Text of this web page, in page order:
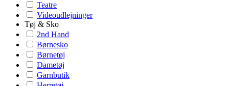
Teatre
Videoudlejninger
Tøj & Sko
2nd Hand
Børnesko
Børnetøj
Dametøj
Garnbutik